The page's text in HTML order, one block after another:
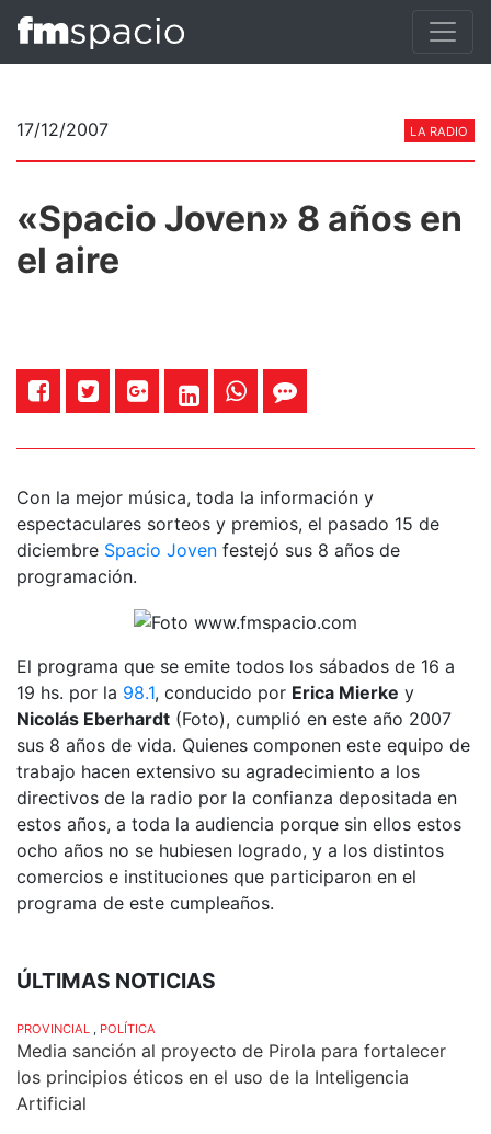
17/12/2007 LA RADIO
«Spacio Joven» 8 años en
el aire
Con la mejor música, toda la información y
espectaculares sorteos y premios, el pasado 15 de
diciembre Spacio Joven festejó sus 8 años de
programación.
El programa que se emite todos los sábados de 16 a
19 hs. por la 98.1, conducido por Erica Mierke y
Nicolás Eberhardt (Foto), cumplió en este año 2007
sus 8 años de vida. Quienes componen este equipo de
trabajo hacen extensivo su agradecimiento a los
directivos de la radio por la confianza depositada en
estos años, a toda la audiencia porque sin ellos estos
ocho años no se hubiesen logrado, y a los distintos
comercios e instituciones que participaron en el
programa de este cumpleaños.
ÚLTIMAS NOTICIAS
PROVINCIAL POLÍTICA
Media sanción al proyecto de Pirola para fortalecer
los principios éticos en el uso de la Inteligencia
Artificial